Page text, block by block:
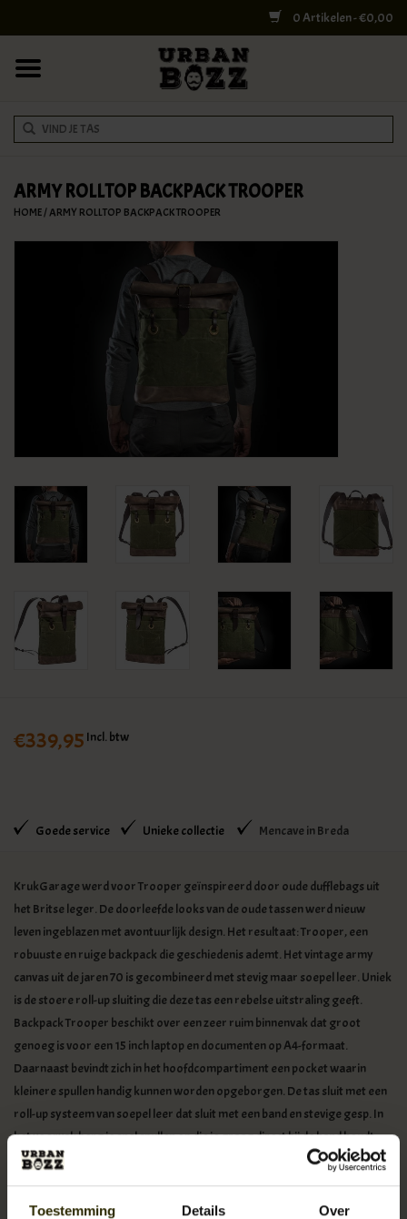
Toestemming Details Over
0 Artikelen - €0,00
COLLEGE BAGS
RUGZAKKEN
SPECIALS
SALE
ARMY ROLLTOP BACKPACK TROOPER
HOME/ARMY ROLLTOP BACKPACK TROOPER
€339,95 Incl. btw
Goede service Unieke collectie Mencave in Breda
KrukGarage werd voor Trooper geïnspireerd door oude dufflebags uit
het Britse leger. De doorleefde looks van de oude tassen werd nieuw
leven ingeblazen met avontuurlijk design. Het resultaat: Trooper, een
robuuste en ruige backpack die geschiedenis ademt. Het vintage army
canvas uit de jaren 70 is gecombineerd met stevig maar soepel leer. Uniek
is de stoere roll-up sluiting die deze tas een rebelse uitstraling geeft.
Backpack Trooper beschikt over een zeer ruim binnenvak dat groot
genoeg is voor een 15 inch laptop en documenten op A4-formaat.
Daarnaast bevindt zich in het hoofdcompartiment een pocket waarin
kleinere spullen handig kunnen worden opgeborgen. De tas sluit met een
roll-up systeem van soepel leer dat sluit met een band en stevige gesp. In
het voorvak berg je snel spullen op die je graag direct bij de hand houdt.
*Urban Bozz is exclusief dealer van KrukGarage